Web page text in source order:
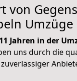
von
Umzüge
Jahren in der
uns durch die